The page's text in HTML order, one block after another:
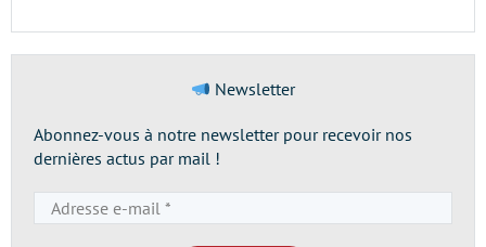
Newsletter
Abonnez-vous à notre newsletter pour recevoir nos
dernières actus par mail !
e-